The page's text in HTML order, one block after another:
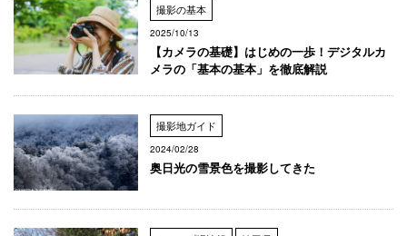
撮影の基本
2025/10/13
【カメラの基礎】はじめの一歩！デジタルカ
メラの「基本の基本」を徹底解説
撮影地ガイド
2024/02/28
奥日光の雪景色を撮影してきた